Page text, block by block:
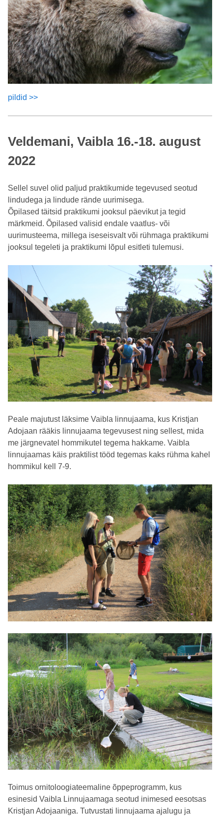
pildid >>
Veldemani, Vaibla 16.-18. august
2022
Sellel suvel olid paljud praktikumide tegevused seotud
lindudega ja lindude rände uurimisega.
Õpilased täitsid praktikumi jooksul päevikut ja tegid
märkmeid. Õpilased valisid endale vaatlus- või
uurimusteema, millega iseseisvalt või rühmaga praktikumi
jooksul tegeleti ja praktikumi lõpul esitleti tulemusi.
Peale majutust läksime Vaibla linnujaama, kus Kristjan
Adojaan rääkis linnujaama tegevusest ning sellest, mida
me järgnevatel hommikutel tegema hakkame. Vaibla
linnujaamas käis praktilist tööd tegemas kaks rühma kahel
hommikul kell 7-9.
Toimus ornitoloogiateemaline õppeprogramm, kus
esinesid Vaibla Linnujaamaga seotud inimesed eesotsas
Kristjan Adojaaniga. Tutvustati linnujaama ajalugu ja